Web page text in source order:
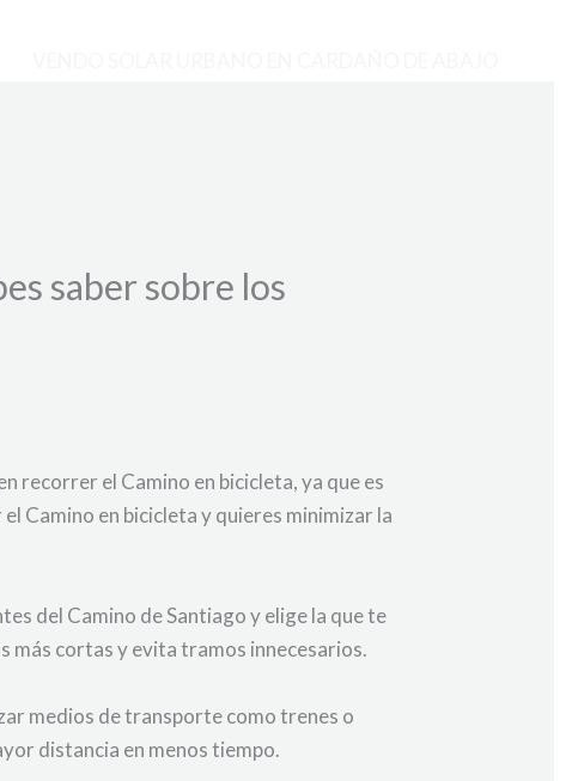
saber sobre los
recorrer el Camino en bicicleta, ya que es
Camino en bicicleta y quieres minimizar la
del Camino de Santiago y elige la que te
más cortas y evita tramos innecesarios.
medios de transporte como trenes o
distancia en menos tiempo.